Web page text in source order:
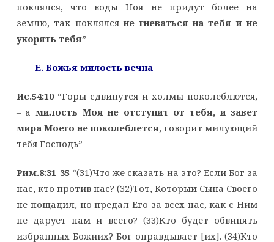
поклялся, что воды Ноя не придут более на
землю, так поклялсяне гневаться на тебя и не
укорять тебя”
E. Божья милость вечна
Ис.54:10“Горы сдвинутся и холмы поколеблются,
– амилость Моя не отступит от тебя, и завет
мира Моего не поколеблется, говорит милующий
тебя Господь”
Рим.8:31-35“(31)Что же сказать на это? Если Бог за
нас, кто против нас? (32)Тот, Который Сына Своего
не пощадил, но предал Его за всех нас, как с Ним
не дарует нам и всего? (33)Кто будет обвинять
избранных Божиих? Бог оправдывает [их]. (34)Кто